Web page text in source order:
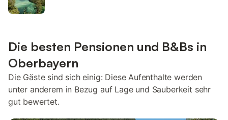
Die besten Pensionen und B&Bs in
Oberbayern
Die Gäste sind sich einig: Diese Aufenthalte werden
unter anderem in Bezug auf Lage und Sauberkeit sehr
gut bewertet.